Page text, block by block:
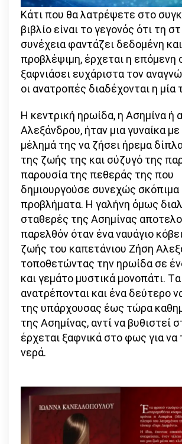
Κάτι που θα λατρέψετε στο
βιβλίο είναι το γεγονός ότι τη
συνέχεια φαντάζει δεδομένη και
προβλέψιμη, έρχεται η επόμενη
ξαφνιάσει ευχάριστα τον
οι ανατροπές διαδέχονται η μία
Η κεντρική ηρωίδα, η Ασημίνα ή
Αλεξάνδρου, ήταν μια γυναίκα
μέλημά της να ζήσει ήρεμα
της ζωής της και σύζυγό της
παρουσία της πεθεράς της που
δημιουργούσε συνεχώς σκόπιμα
προβλήματα. Η γαλήνη όμως
σταθερές της Ασημίνας
παρελθόν όταν ένα ναυάγιο
ζωής του καπετάνιου Ζήση
τοποθετώντας την ηρωίδα σε
και γεμάτο μυστικά μονοπάτι.
ανατρέπονται και ένα δεύτερο
της υπάρχουσας έως τώρα
της Ασημίνας, αντί να βυθιστεί
έρχεται ξαφνικά στο φως για να
νερά.